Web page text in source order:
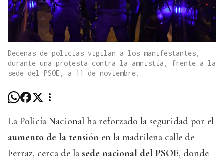
Decenas de policías vigilan a los manifestantes,
durante una protesta contra la amnistía, frente a la
sede del PSOE, a 11 de noviembre.
La Policía Nacional ha reforzado la seguridad por el
aumento de la tensión en la madrileña calle de
Ferraz, cerca de la sede nacional del PSOE, donde